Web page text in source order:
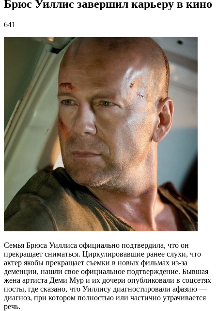
Брюс Уиллис завершил карьеру в кино
641
Семья Брюса Уиллиса официально подтвердила, что он
прекращает сниматься. Циркулировавшие ранее слухи, что
актер якобы прекращает съемки в новых фильмах из-за
деменции, нашли свое официальное подтверждение. Бывшая
жена артиста Деми Мур и их дочери опубликовали в соцсетях
посты, где сказано, что Уиллису диагностировали афазию —
диагноз, при котором полностью или частично утрачивается
речь.